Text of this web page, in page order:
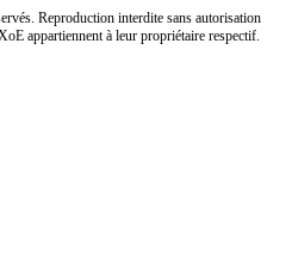
Reproduction interdite sans autorisation
appartiennent à leur propriétaire respectif.